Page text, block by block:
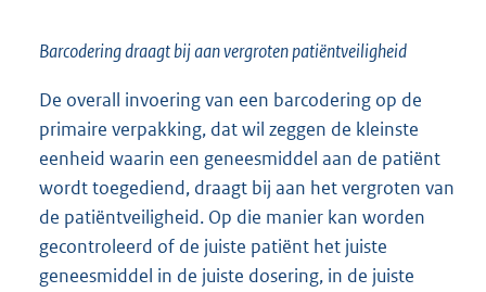
Barcodering draagt bij aan vergroten patiëntveiligheid
De overall invoering van een barcodering op de
primaire verpakking, dat wil zeggen de kleinste
eenheid waarin een geneesmiddel aan de patiënt
wordt toegediend, draagt bij aan het vergroten van
de patiëntveiligheid. Op die manier kan worden
gecontroleerd of de juiste patiënt het juiste
geneesmiddel in de juiste dosering, in de juiste